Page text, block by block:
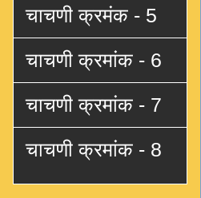
चाचणी क्रमंक - 5
चाचणी क्रमांक - 6
चाचणी क्रमांक - 7
चाचणी क्रमांक - 8